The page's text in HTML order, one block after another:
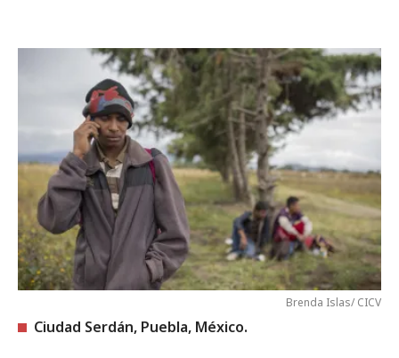
Brenda Islas/ CICV
Ciudad Serdán, Puebla, México.